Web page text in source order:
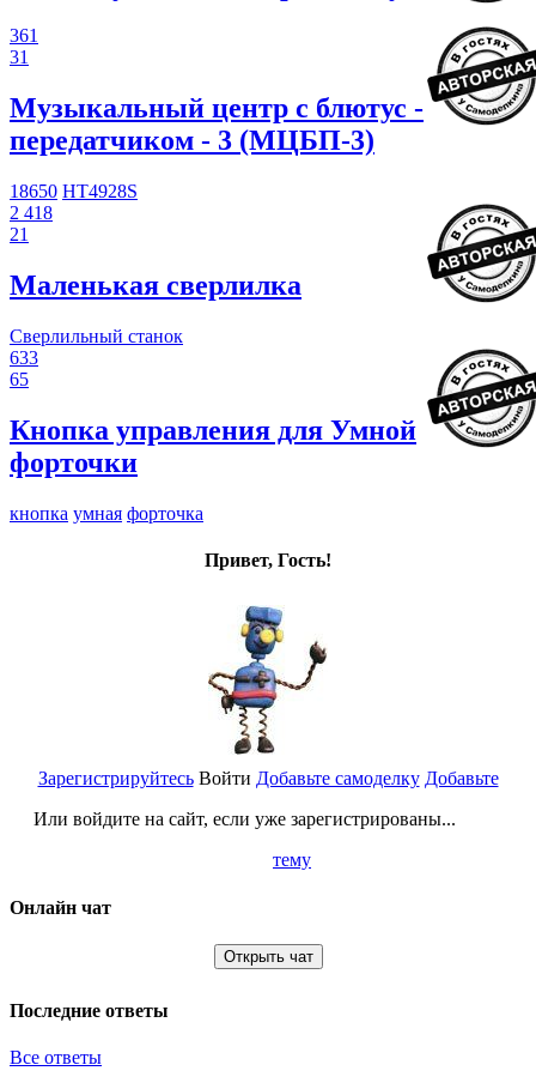
361
31
Музыкальный центр с блютус -
передатчиком - 3 (МЦБП-3)
18650 HT4928S
2 418
21
Маленькая сверлилка
Сверлильный станок
633
65
Кнопка управления для Умной
форточки
кнопка умная форточка
Привет, Гость!
Зарегистрируйтесь
Или войдите на сайт, если уже зарегистрированы...
Войти Добавьте самоделку Добавьте
тему
Онлайн чат
Открыть чат
Последние ответы
Все ответы